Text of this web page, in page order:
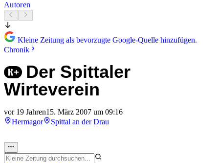
Autoren
Kleine Zeitung als bevorzugte Google-Quelle hinzufügen.
Chronik
Der Spittaler
Wirteverein
vor 19 Jahren15. März 2007 um 09:16
Hermagor
Spittal an der Drau